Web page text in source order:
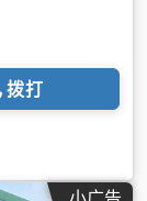
拨打